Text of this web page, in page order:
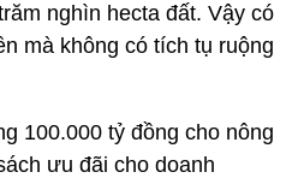
nghìn hecta đất. Vậy có
mà không có tích tụ ruộng
100.000 tỷ đồng cho nông
ưu đãi cho doanh